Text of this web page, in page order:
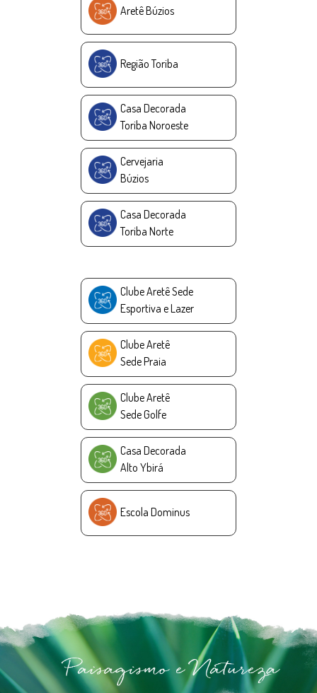
Aretê Búzios
Região Toriba
Casa Decorada
Toriba Noroeste
Cervejaria
Búzios
Casa Decorada
Toriba Norte
Clube Aretê Sede
Esportiva e Lazer
Clube Aretê
Sede Praia
Clube Aretê
Sede Golfe
Casa Decorada
Alto Ybirá
Escola Dominus